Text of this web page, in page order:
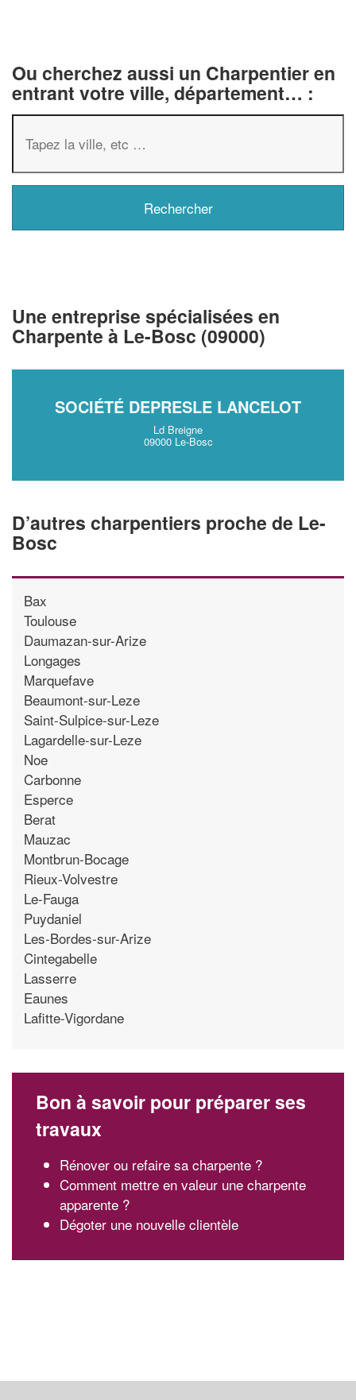
Ou cherchez aussi un Charpentier en
entrant votre ville, département… :
Une entreprise spécialisées en
Charpente à Le-Bosc (09000)
SOCIÉTÉ DEPRESLE LANCELOT
Ld Breigne
09000 Le-Bosc
D’autres charpentiers proche de Le-
Bosc
Bax
Toulouse
Daumazan-sur-Arize
Longages
Marquefave
Beaumont-sur-Leze
Saint-Sulpice-sur-Leze
Lagardelle-sur-Leze
Noe
Carbonne
Esperce
Berat
Mauzac
Montbrun-Bocage
Rieux-Volvestre
Le-Fauga
Puydaniel
Les-Bordes-sur-Arize
Cintegabelle
Lasserre
Eaunes
Lafitte-Vigordane
Bon à savoir pour préparer ses
travaux
Rénover ou refaire sa charpente ?
Comment mettre en valeur une charpente
apparente ?
Dégoter une nouvelle clientèle
✕
Augmentez votrechiffre
vosmargestout en gagnant